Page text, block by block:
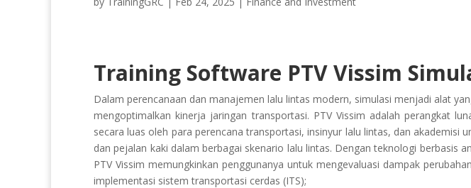
Training Software PTV Vissim
Dalam perencanaan dan manajemen lalu lintas modern, simulasi menjadi alat
mengoptimalkan kinerja jaringan transportasi. PTV Vissim adalah perangkat
secara luas oleh para perencana transportasi, insinyur lalu lintas, dan akademisi
dan pejalan kaki dalam berbagai skenario lalu lintas. Dengan teknologi berbasis
PTV Vissim memungkinkan penggunanya untuk mengevaluasi dampak
implementasi sistem transportasi cerdas (ITS);